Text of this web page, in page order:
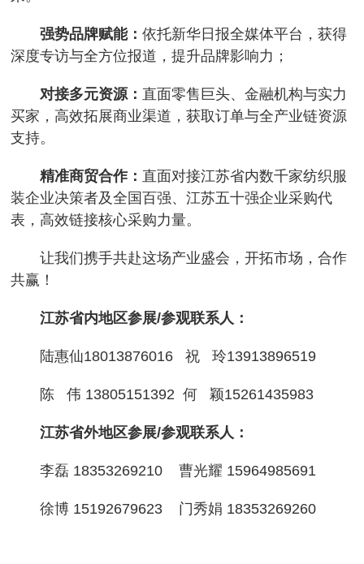
强势品牌赋能：依托新华日报全媒体平台，获得
深度专访与全方位报道，提升品牌影响力；
对接多元资源： 直面零售巨头、金融机构与实力
买家，高效拓展商业渠道，获取订单与全产业链资源
支持。
精准商贸合作： 直面对接江苏省内数千家纺织服
装企业决策者及全国百强、江苏五十强企业采购代
表，高效链接核心采购力量。
让我们携手共赴这场产业盛会，开拓市场，合作
共赢！
江苏省内地区参展/参观联系人：
陆惠仙18013876016 祝 玲13913896519
陈 伟 13805151392 何 颖15261435983
江苏省外地区参展/参观联系人：
李磊 18353269210 曹光耀 15964985691
徐博 15192679623 门秀娟 18353269260